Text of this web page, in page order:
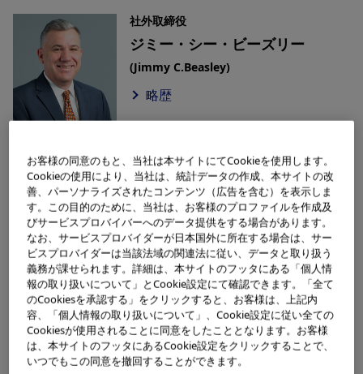
社外取締役
ジミー・シー・ビーズリー
(Jimmy C.Beasley)
略歴
社外取締役
市川 佐知子
(Sachiko Ichikawa)
略歴
社外取締役
觀 恒平
(Kohei Kan)
お客様の同意のもと、当社は本サイトにてCookieを使用します。
Cookieの使用により、当社は、統計データの作成、本サイトの改
善、パーソナライズされたコンテンツ（広告を含む）を表示しま
す。この目的のために、当社は、お客様のプロファイルを作成及
びサービスプロバイバーへのデータ提供をする場合があります。
なお、サービスプロバイダーが日本国外に所在する場合は、サー
ビスプロバイダーは当該法域の関連法に従い、データと取り扱う
義務が課せられます。詳細は、本サイトのフッタにある「個人情
報の取り扱いについて」とCookie設定にて確認できます。「全て
のCookiesを承認する」をクリックすると、お客様は、上記内
容、「個人情報の取り扱いについて」、Cookie設定に従い全ての
Cookiesが使用されることに同意をしたこととなります。お客様
は、本サイトのフッタにあるCookie設定をクリックすることで、
いつでもこの同意を撤回することができます。